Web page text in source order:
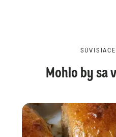
SÚVISIACE
Mohlo by sa